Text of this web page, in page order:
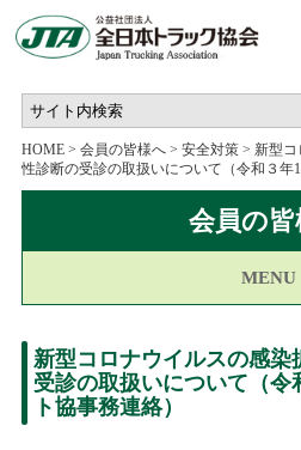
HOME> 会員の皆様へ> 安全対策> 新型コ
性診断の受診の取扱いについて（令和３年
会員の
MENU
新型コロナウイルスの感染
受診の取扱いについて（令
ト協事務連絡）